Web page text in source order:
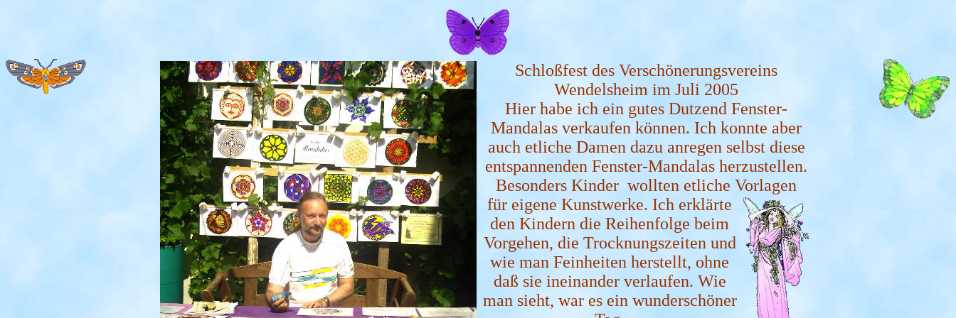
Schloßfest des Verschönerungsvereins
Wendelsheim im Juli 2005
Hier habe ich ein gutes Dutzend Fenster-
Mandalas verkaufen können. Ich konnte aber
auch etliche Damen dazu anregen selbst diese
entspannenden Fenster-Mandalas herzustellen.
Besonders Kinder wollten etliche Vorlagen
für eigene Kunstwerke. Ich erklärte
den Kindern die Reihenfolge beim
Vorgehen, die Trocknungszeiten und
wie man Feinheiten herstellt, ohne
daß sie ineinander verlaufen. Wie
man sieht, war es ein wunderschöner